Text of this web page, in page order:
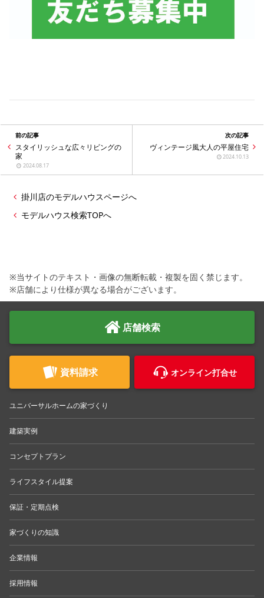
前の記事
スタイリッシュな広々リビングの
家
2024.08.17
次の記事
ヴィンテージ風大人の平屋住宅
2024.10.13
掛川店のモデルハウスページへ
モデルハウス検索TOPへ
※当サイトのテキスト・画像の無断転載・複製を固く禁じます。
※店舗により仕様が異なる場合がございます。
店舗検索
資料請求 オンライン打合せ
ユニバーサルホームの家づくり
建築実例
コンセプトプラン
ライフスタイル提案
保証・定期点検
家づくりの知識
企業情報
採用情報